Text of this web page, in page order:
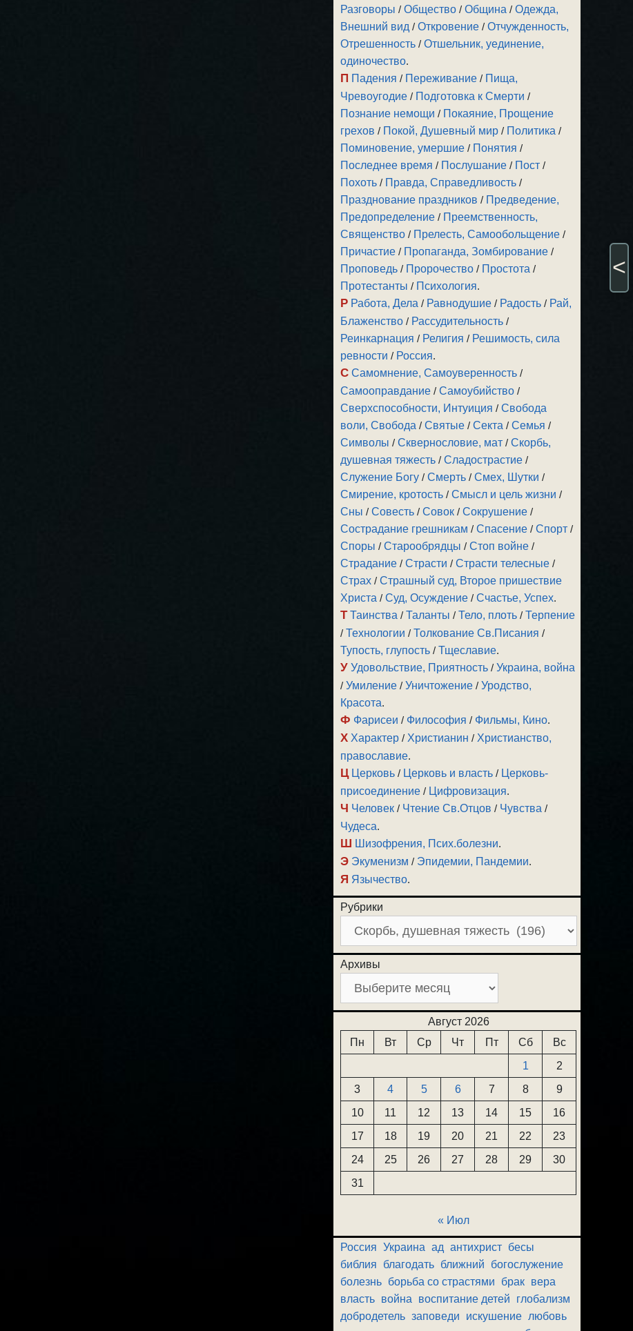
Разговоры /Общество /Община /Одежда,
Внешний вид /Откровение /Отчужденность,
Отрешенность /Отшельник, уединение,
одиночество.
П Падения / Переживание / Пища,
Чревоугодие / Подготовка к Смерти /
Познание немощи / Покаяние, Прощение
грехов / Покой, Душевный мир / Политика /
Поминовение, умершие / Понятия /
Последнее время / Послушание / Пост /
Похоть / Правда, Справедливость /
Празднование праздников / Предведение,
Предопределение / Преемственность,
Священство / Прелесть, Самообольщение /
Причастие / Пропаганда, Зомбирование /
Проповедь / Пророчество / Простота /
Протестанты / Психология.
Р Работа, Дела / Равнодушие / Радость / Рай,
Блаженство / Рассудительность /
Реинкарнация / Религия / Решимость, сила
ревности / Россия.
С Самомнение, Самоуверенность /
Самооправдание /Самоубийство /
Сверхспособности, Интуиция /Свобода
воли, Свобода /Святые /Секта /Семья /
Символы /Сквернословие, мат /Скорбь,
душевная тяжесть /Сладострастие /
Служение Богу /Смерть /Смех, Шутки /
Смирение, кротость /Смысл и цель жизни /
Сны /Совесть /Совок /Сокрушение /
Сострадание грешникам /Спасение /Спорт /
Споры /Старообрядцы /Стоп войне /
Страдание /Страсти /Страсти телесные /
Страх /Страшный суд, Второе пришествие
Христа /Суд, Осуждение /Счастье, Успех.
Т Таинства /Таланты /Тело, плоть /Терпение
/Технологии /Толкование Св.Писания /
Тупость, глупость /Тщеславие.
У Удовольствие, Приятность /Украина, война
/Умиление /Уничтожение /Уродство,
Красота.
Ф Фарисеи / Философия / Фильмы, Кино.
Х Характер / Христианин / Христианство,
православие.
Ц Церковь / Церковь и власть / Церковь-
присоединение / Цифровизация.
Ч Человек / Чтение Св.Отцов / Чувства /
Чудеса.
Ш Шизофрения, Псих.болезни.
Э Экуменизм / Эпидемии, Пандемии.
Я Язычество.
Рубрики
Архивы
Август 2026
Пн
Вт Ср Чт Пт Сб
Вс
1
2
3
4 5 6 7 8
9
10
11 12 13 14 15
16
17
18 19 20 21 22
23
24
25 26 27 28 29
30
31
« Июл
Россия Украина ад антихрист бесы
библия
благодать ближний
богослужение
болезнь борьба со страстями брак вера
власть война воспитание детей
глобализм
добродетель заповеди искушение любовь
<